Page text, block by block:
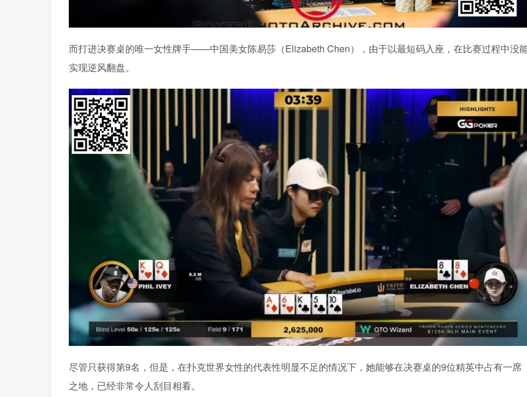
而打进决赛桌的唯一女性牌手——中国美女陈易莎（Elizabeth Chen），由于以最短码入座，在比赛过程中没
实现逆风翻盘。
尽管只获得第9名，但是，在扑克世界女性的代表性明显不足的情况下，她能够在决赛桌的9位精英中占有一席
之地，已经非常令人刮目相看。